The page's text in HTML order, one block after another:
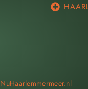
NuHaarlemmermeer.nl